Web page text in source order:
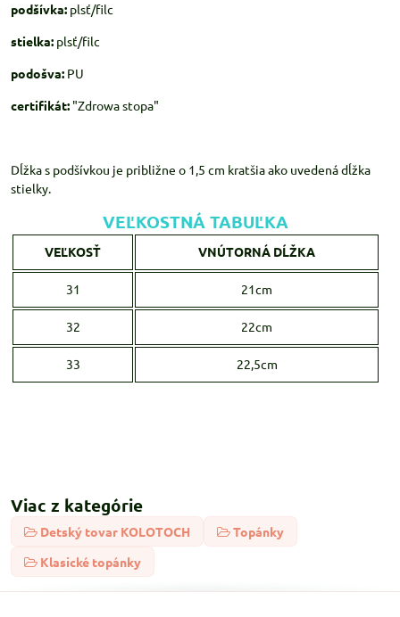
podšívka: plsť/filc
stielka: plsť/filc
podošva: PU
certifikát: "Zdrowa stopa"
Dĺžka s podšívkou je približne o 1,5 cm kratšia ako uvedená dĺžka
stielky.
VEĽKOSTNÁ TABUĽKA
VEĽKOSŤ VNÚTORNÁ DĹŽKA
31 21cm
32 22cm
33 22,5cm
Viac z kategórie
Detský tovar KOLOTOCH
Topánky
Klasické topánky